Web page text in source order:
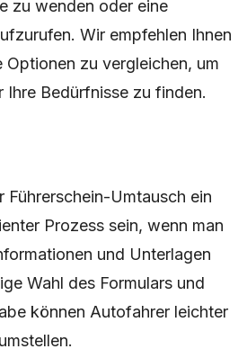
zu wenden oder eine
Wir empfehlen Ihnen
Optionen zu vergleichen, um
Ihre Bedürfnisse zu finden.
Führerschein-Umtausch ein
Prozess sein, wenn man
und Unterlagen
Wahl des Formulars und
können Autofahrer leichter